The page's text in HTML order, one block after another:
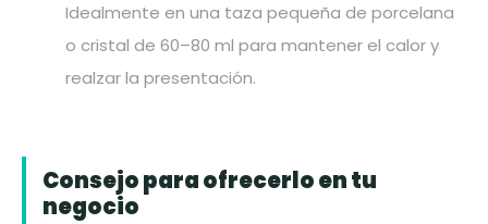
Idealmente en una taza pequeña de porcelana
o cristal de 60–80 ml para mantener el calor y
realzar la presentación.
Consejo para ofrecerlo en tu
negocio